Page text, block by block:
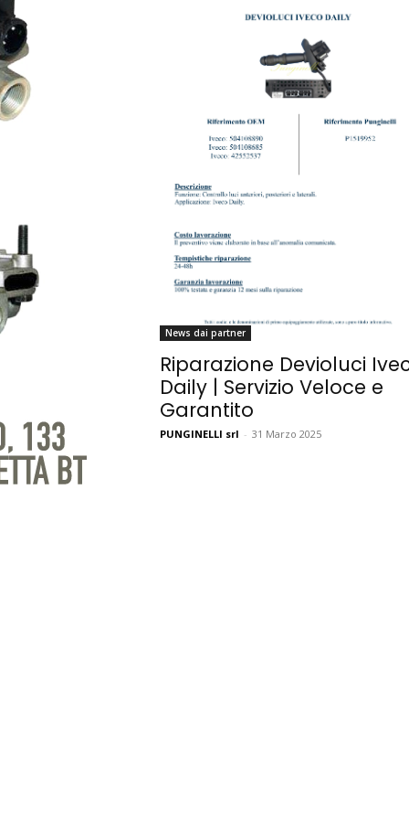
News dai partner
Riparazione Devioluci
Daily | Servizio Veloce e
Garantito
PUNGINELLI srl - 31 Marzo 2025